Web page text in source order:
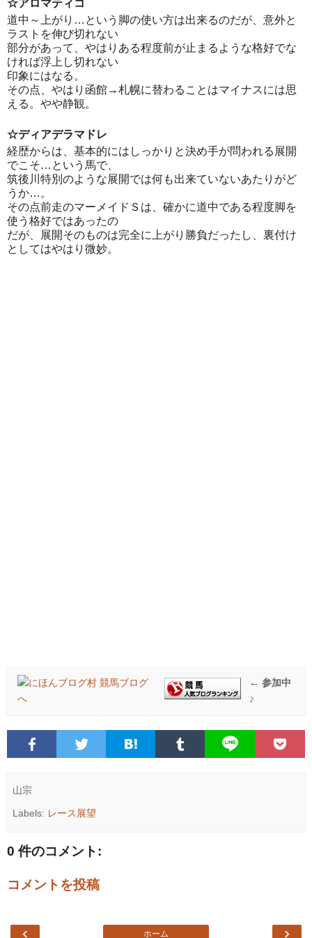
☆アロマティコ
道中～上がり…という脚の使い方は出来るのだが、意外と
ラストを伸び切れない
部分があって、やはりある程度前が止まるような格好でな
ければ浮上し切れない
印象にはなる。
その点、やはり函館→札幌に替わることはマイナスには思
える。やや静観。
☆ディアデラマドレ
経歴からは、基本的にはしっかりと決め手が問われる展開
でこそ…という馬で、
筑後川特別のような展開では何も出来ていないあたりがど
うか…。
その点前走のマーメイドＳは、確かに道中である程度脚を
使う格好ではあったの
だが、展開そのものは完全に上がり勝負だったし、裏付け
としてはやはり微妙。
← 参加中
♪
山宗
Labels: レース展望
0 件のコメント:
コメントを投稿
‹ ›
ホーム